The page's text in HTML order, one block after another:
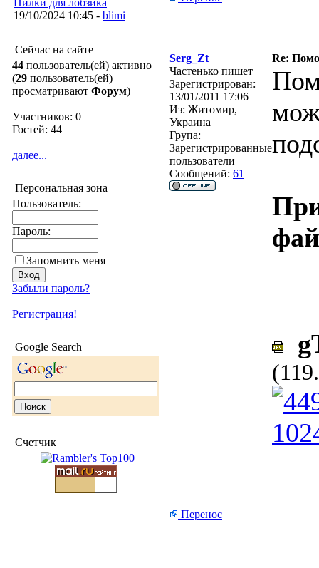
Пилки для лобзика
19/10/2024 10:45 - blimi
Сейчас на сайте
44 пользователь(ей) активно
(29 пользователь(ей)
просматривают Форум)
Участников: 0
Гостей: 44
далее...
Персональная зона
Пользователь:
Пароль:
Запомнить меня
Забыли пароль?
Регистрация!
Google Search
Счетчик
Serg_Zt
Re:
Частенько пишет
Зарегистрирован:
13/01/2011 17:06
Из: Житомир,
Украина
Група:
Зарегистрированные
пользователи
Сообщений: 61
Перенос